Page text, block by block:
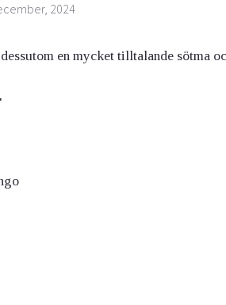
2024
en mycket tilltalande sötma